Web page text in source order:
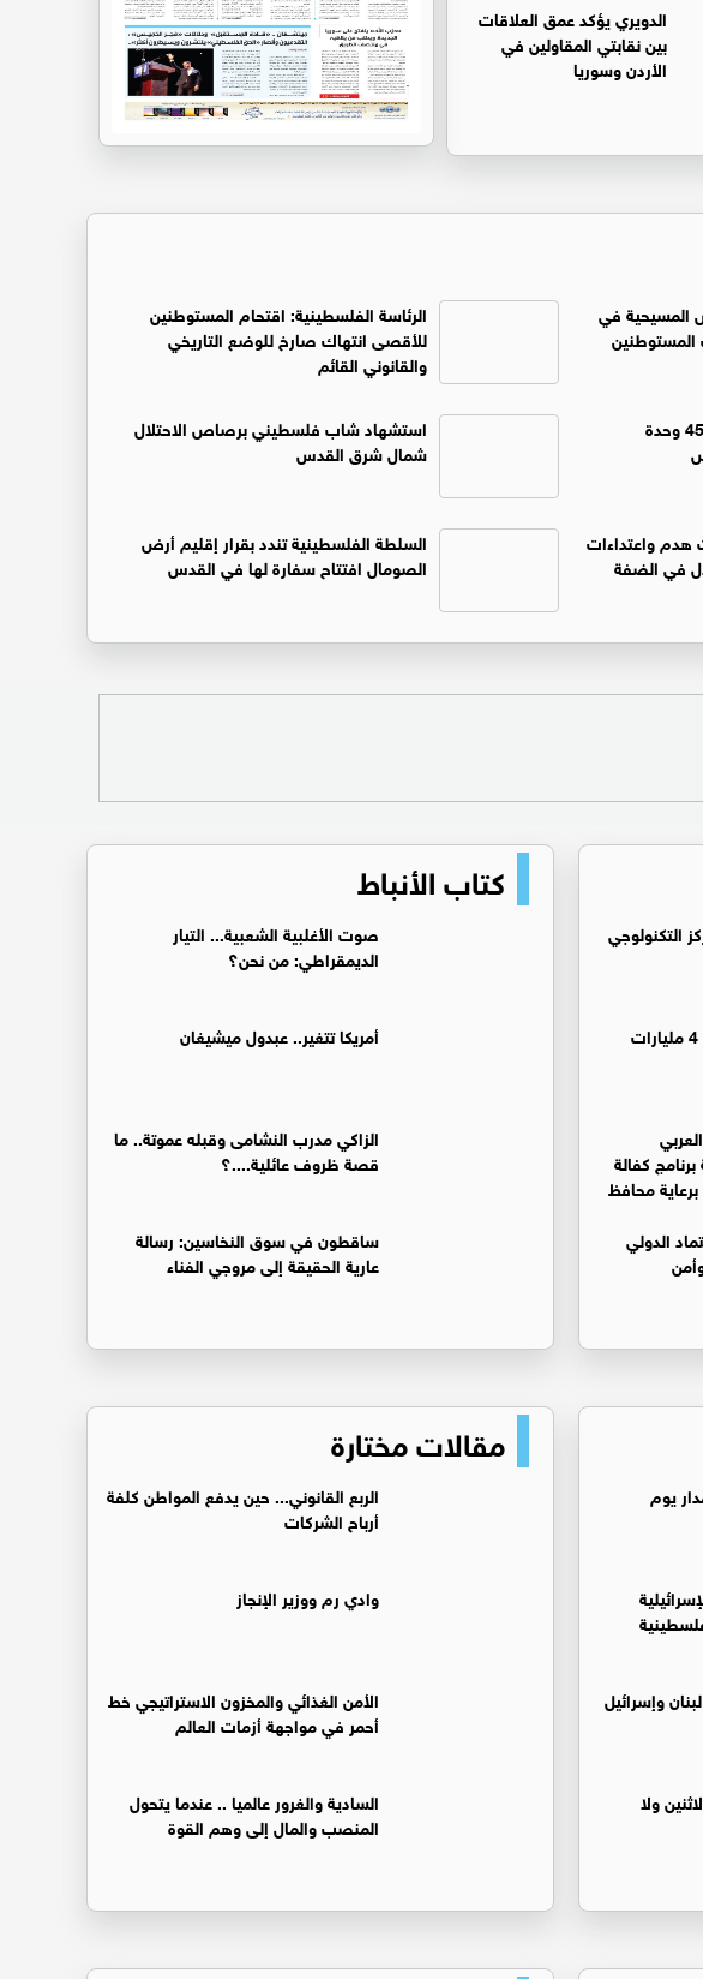
الدويري يؤكد عمق العلاقات
بين نقابتي المقاولين في
الأردن وسوريا
المسيحية في
الرئاسة الفلسطينية: اقتحام المستوطنين
للأقصى انتهاك صارخ للوضع التاريخي
والقانوني القائم
الاحتلال يصادق على بناء 450 وحدة
استشهاد شاب فلسطيني برصاص الاحتلال
شمال شرق القدس
هدم واعتداءات
في الضفة
السلطة الفلسطينية تندد بقرار إقليم أرض
الصومال افتتاح سفارة لها في القدس
التكنولوجي
صادرات صناعة عمّان تكسر حاجز 4 مليارات
كفالة
برعاية محافظ
الدولي
كتاب الأنباط
صوت الأغلبية الشعبية... التيار
الديمقراطي: من نحن؟
أمريكا تتغير.. عبدول ميشيغان
الزاكي مدرب النشامى وقبله عموتة.. ما
قصة ظروف عائلية....؟
ساقطون في سوق النخاسين: رسالة
عارية الحقيقة إلى مروجي الفناء
يوم
وإسرائيل
ولا
مقالات مختارة
الربع القانوني... حين يدفع المواطن كلفة
أرباح الشركات
وادي رم ووزير الإنجاز
الأمن الغذائي والمخزون الاستراتيجي خط
أحمر في مواجهة أزمات العالم
السادية والغرور عالميا .. عندما يتحول
المنصب والمال إلى وهم القوة